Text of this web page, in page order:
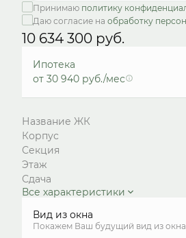
Принимаю политику
Даю согласие на обработку
10 634 300 руб.
Ипотека
от 30 940 руб./мес
Название ЖК
Корпус
Секция
Этаж
Сдача
Все характеристики
Вид из окна
Покажем Ваш будущий вид из окна